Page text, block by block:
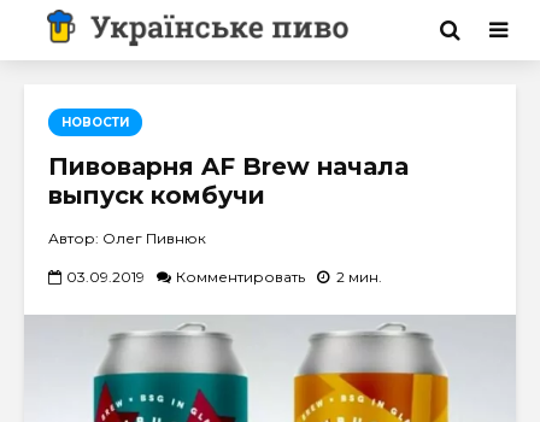
НОВОСТИ
Пивоварня AF Brew начала
выпуск комбучи
Автор: Олег Пивнюк
03.09.2019 Комментировать 2 мин.